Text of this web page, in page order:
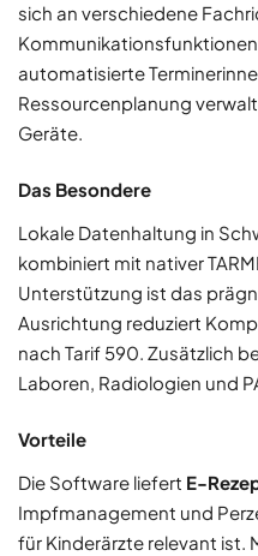
sich an verschiedene
automatisierte
Ressourcenplanung
Geräte.
Das Besondere
Lokale Datenhaltung in
kombiniert mit nativer
Unterstützung ist das
Ausrichtung reduziert
nach Tarif 590. Zusätzlich
Laboren, Radiologien und
Vorteile
Die Software liefert E-
Impfmanagement und
für Kinderärzte relevant ist.